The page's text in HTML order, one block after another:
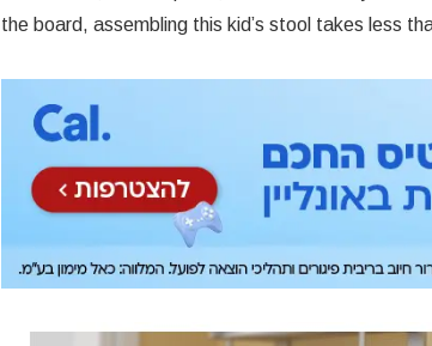
the board, assembling this kid’s stool takes less